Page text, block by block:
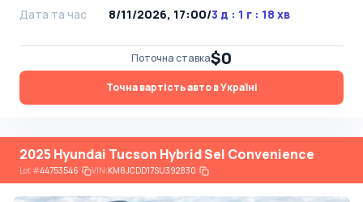
Дата та час
8/11/2026, 17:00/3 д : 1 г : 18 хв
Поточна ставка$0
Точна вартість авто в Україні
2025 Hyundai Tucson Hybrid Sel Convenience
Lot#44753546 VIN:KM8JCDD17SU392830